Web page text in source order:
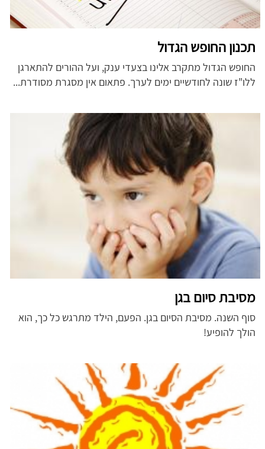
תכנון החופש הגדול
החופש הגדול מתקרב אלינו בצעדי ענק, ועל ההורים להתארגן
ללו"ז שונה לחודשיים ימים לערך. פתאום אין מסגרת מסודרת...
מסיבת סיום בגן
סוף השנה. מסיבת הסיום בגן. הפעם, הילד מתרגש כל כך, הוא
הולך להופיע!